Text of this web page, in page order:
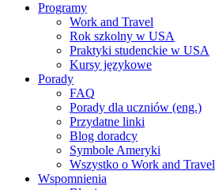
Programy
Work and Travel
Rok szkolny w USA
Praktyki studenckie w USA
Kursy językowe
Porady
FAQ
Porady dla uczniów (eng.)
Przydatne linki
Blog doradcy
Symbole Ameryki
Wszystko o Work and Travel
Wspomnienia